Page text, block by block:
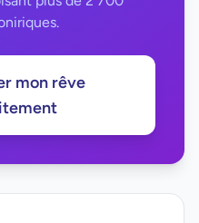
mon rêve